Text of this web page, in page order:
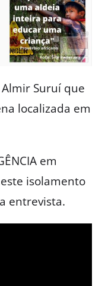
Suruí que
localizada em
em
isolamento
entrevista.